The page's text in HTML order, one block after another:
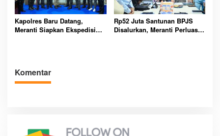
Kapolres Baru Datang,
Meranti Siapkan Ekspedisi
Rp52 Juta Santunan BPJS
Disalurkan, Meranti Perluas
Komentar